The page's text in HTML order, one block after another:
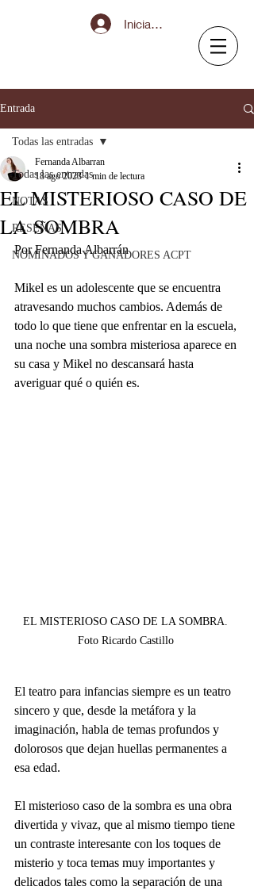
Iniciar sesión
Entrada
Todas las entradas
NOTAS
RESEÑAS
NOMINADOS Y GANADORES ACPT
Todas las entradas
EL MISTERIOSO CASO DE
LA SOMBRA
Fernanda Albarran
18 ago 2023 1 min de lectura
Por Fernanda Albarrán
Mikel es un adolescente que se encuentra
atravesando muchos cambios. Además de
todo lo que tiene que enfrentar en la escuela,
una noche una sombra misteriosa aparece en
su casa y Mikel no descansará hasta
averiguar qué o quién es.
EL MISTERIOSO CASO DE LA SOMBRA.
Foto Ricardo Castillo
El teatro para infancias siempre es un teatro
sincero y que, desde la metáfora y la
imaginación, habla de temas profundos y
dolorosos que dejan huellas permanentes a
esa edad.
El misterioso caso de la sombra es una obra
divertida y vivaz, que al mismo tiempo tiene
un contraste interesante con los toques de
misterio y toca temas muy importantes y
delicados tales como la separación de una